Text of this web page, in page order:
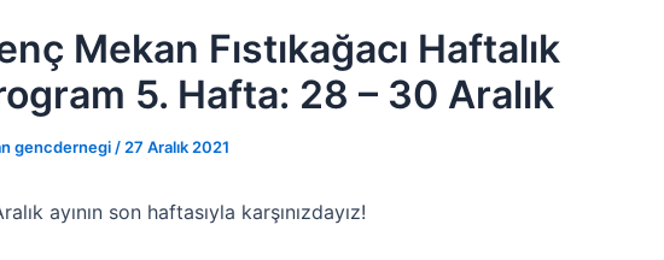
Mekan Fıstıkağacı Haftalık
5. Hafta: 28 – 30 Aralık
gencdernegi / 27 Aralık 2021
ayının son haftasıyla karşınızdayız!